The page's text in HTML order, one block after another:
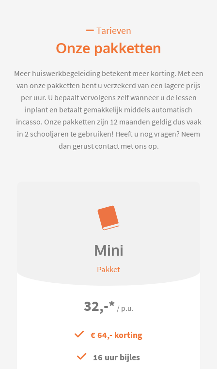
Tarieven
Onze pakketten
Meer huiswerkbegeleiding betekent meer korting. Met een
van onze pakketten bent u verzekerd van een lagere prijs
per uur. U bepaalt vervolgens zelf wanneer u de lessen
inplant en betaalt gemakkelijk middels automatisch
incasso. Onze pakketten zijn 12 maanden geldig dus vaak
in 2 schooljaren te gebruiken! Heeft u nog vragen? Neem
dan gerust contact met ons op.
Mini
Pakket
32,-* / p.u.
€ 64,- korting
16 uur bijles